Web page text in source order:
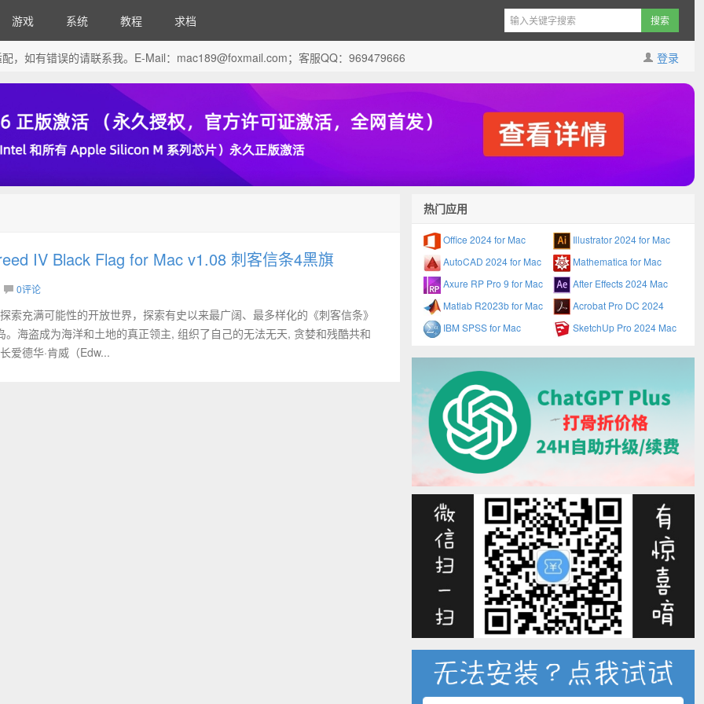
游戏 系统 教程 求档
登录
，如有错误的请联系我。E-Mail： mac189@foxmail.com；客服QQ：969479666
IV Black Flag for Mac v1.08 刺客信条4黑旗
0评论
索充满可能性的开放世界，探索有史以来最广阔、最多样化的《刺客信条》
海盗成为海洋和土地的真正领主, 组织了自己的无法无天, 贪婪和残酷共和
爱德华·肯威（Edw...
热门应用
Office 2024 for Mac
Illustrator 2024 for Mac
AutoCAD 2024 for Mac
Mathematica for Mac
Axure RP Pro 9 for Mac
After Effects 2024 Mac
Matlab R2023b for Mac
Acrobat Pro DC 2024
IBM SPSS for Mac
SketchUp Pro 2024 Mac